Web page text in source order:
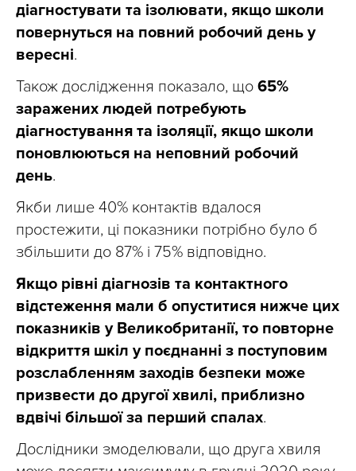
діагностувати та ізолювати, якщо школи
повернуться на повний робочий день у
вересні.
Також дослідження показало, що 65%
заражених людей потребують
діагностування та ізоляції, якщо школи
поновлюються на неповний робочий
день.
Якби лише 40% контактів вдалося
простежити, ці показники потрібно було б
збільшити до 87% і 75% відповідно.
Якщо рівні діагнозів та контактного
відстеження мали б опуститися нижче цих
показників у Великобританії, то повторне
відкриття шкіл у поєднанні з поступовим
розслабленням заходів безпеки може
призвести до другої хвилі, приблизно
вдвічі більшої за перший спалах.
Дослідники змоделювали, що друга хвиля